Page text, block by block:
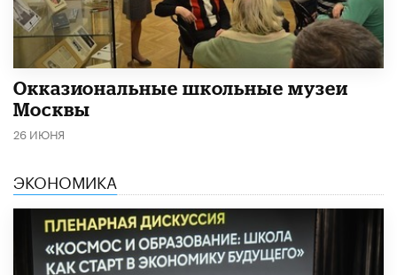
​Окказиональные школьные музеи
Москвы
26 ИЮНЯ
ЭКОНОМИКА